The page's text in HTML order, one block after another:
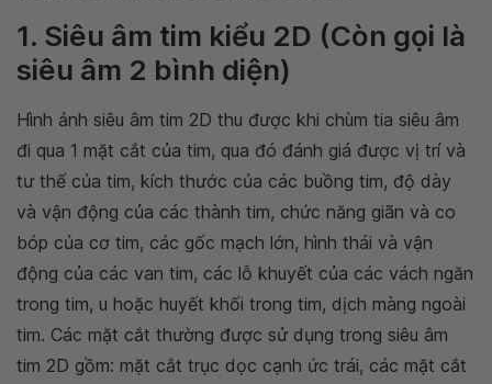
1. Siêu âm tim kiểu 2D (Còn gọi là
siêu âm 2 bình diện)
Hình ảnh siêu âm tim 2D thu được khi chùm tia siêu âm
đi qua 1 mặt cắt của tim, qua đó đánh giá được vị trí và
tư thế của tim, kích thước của các buồng tim, độ dày
và vận động của các thành tim, chức năng giãn và co
bóp của cơ tim, các gốc mạch lớn, hình thái và vận
động của các van tim, các lỗ khuyết của các vách ngăn
trong tim, u hoặc huyết khối trong tim, dịch màng ngoài
tim. Các mặt cắt thường được sử dụng trong siêu âm
tim 2D gồm: mặt cắt trục dọc cạnh ức trái, các mặt cắt